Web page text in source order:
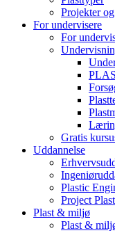
Projekter
For undervisere
For
Gratis
Uddannelse
Plastic
Project
Plast & miljø
Plast &